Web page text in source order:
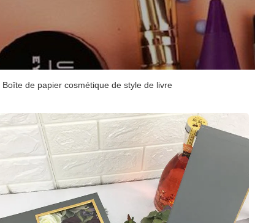
Boîte de papier cosmétique de style de livre